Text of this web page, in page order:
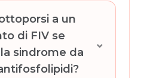
a un
di FIV se
sindrome da